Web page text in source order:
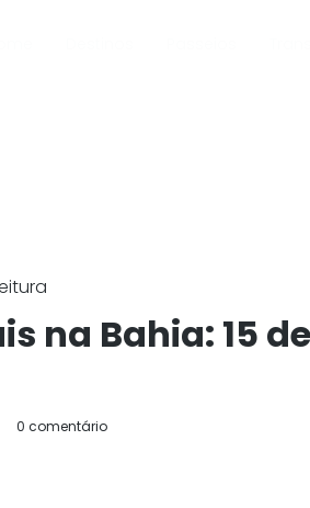
na Bahia: 15
0 comentário